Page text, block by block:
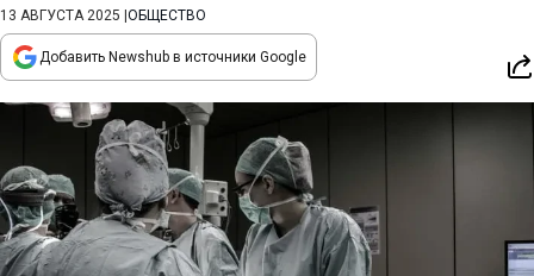
13 АВГУСТА 2025 ОБЩЕСТВО
Добавить Newshub в источники Google